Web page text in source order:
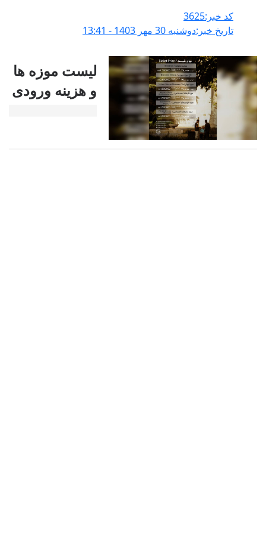
کد خبر:3625
تاریخ خبر:دوشنبه 30 مهر 1403 - 13:41
لیست موزه ها
و هزینه ورودی